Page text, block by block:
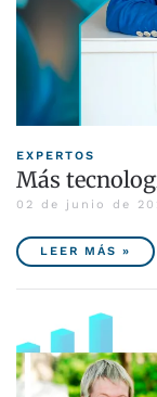
EXPERTOS
Más
02 de junio de
LEER MÁS »